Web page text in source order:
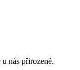
nás přirozené.